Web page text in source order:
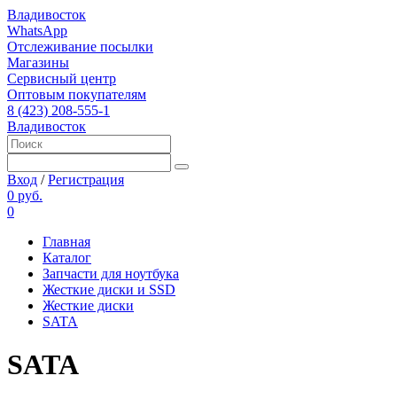
Владивосток
WhatsApp
Отслеживание посылки
Магазины
Сервисный центр
Оптовым покупателям
8 (423) 208-555-1
Владивосток
Вход /Регистрация
0 руб.
0
Главная
Каталог
Запчасти для ноутбука
Жесткие диски и SSD
Жесткие диски
SATA
SATA